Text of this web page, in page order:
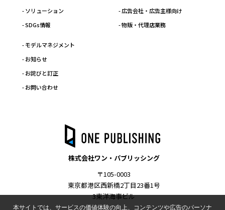
- ソリューション
- SDGs情報
- 広告会社・広告主様向け
- 物販・代理店業務
- モデルマネジメント
- お知らせ
- お詫びと訂正
- お問い合わせ
株式会社ワン・パブリッシング
〒105-0003
東京都港区西新橋2丁目23番1号
3東洋海事ビル
本サイトでは、サービスの価値体験の向上、コンテンツや広告のパーソナ